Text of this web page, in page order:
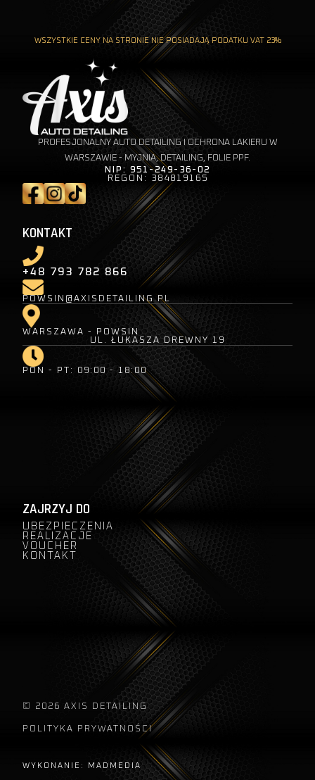
WSZYSTKIE CENY NA STRONIE NIE POSIADAJĄ PODATKU VAT 23%
PROFESJONALNY AUTO DETAILING I OCHRONA LAKIERU W
WARSZAWIE - MYJNIA, DETAILING, FOLIE PPF.
NIP: 951-249-36-02
REGON: 384819165
KONTAKT
+48 793 782 866
POWSIN@AXISDETAILING.PL
WARSZAWA - POWSIN
UL. ŁUKASZA DREWNY 19
PON - PT: 09:00 - 18:00
ZAJRZYJ DO
UBEZPIECZENIA
REALIZACJE
VOUCHER
KONTAKT
© 2026 AXIS DETAILING
POLITYKA PRYWATNOŚCI
WYKONANIE: MADMEDIA